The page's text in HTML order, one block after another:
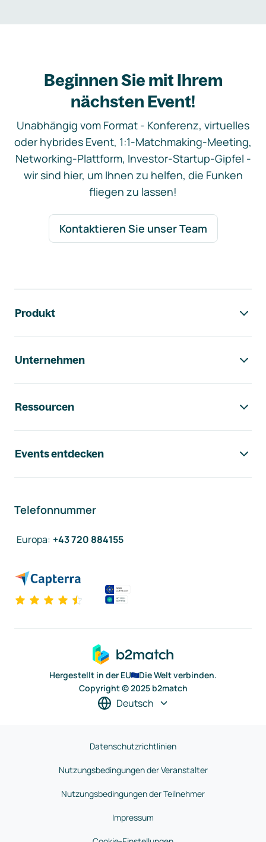
Beginnen Sie mit Ihrem
nächsten Event!
Unabhängig vom Format - Konferenz, virtuelles
oder hybrides Event, 1:1-Matchmaking-Meeting,
Networking-Plattform, Investor-Startup-Gipfel -
wir sind hier, um Ihnen zu helfen, die Funken
fliegen zu lassen!
Kontaktieren Sie unser Team
Produkt
Unternehmen
Ressourcen
Events entdecken
Telefonnummer
Europa: +43 720 884155
Hergestellt in der EU
Die Welt verbinden.
Copyright © 2025 b2match
Deutsch
Datenschutzrichtlinien
Nutzungsbedingungen der Veranstalter
Nutzungsbedingungen der Teilnehmer
Impressum